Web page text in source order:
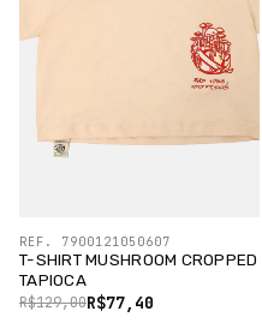
T-SHIRT MUSHROOM CROPPED
TAPIOCA
R$77,40
R$129,00
REF. 7900121050607